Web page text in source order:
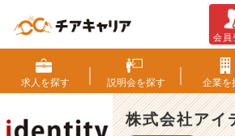
ラ
イ
ド
な
ん
会員
求人を探す 説明会を探す 企業を
株式会社アイ